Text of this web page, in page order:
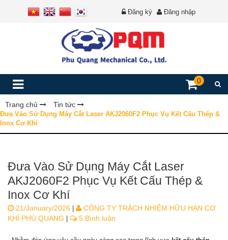
Đăng ký Đăng nhập
0
Trang chủ Tin tức
Đưa Vào Sử Dụng Máy Cắt Laser AKJ2060F2 Phục Vụ Kết Cấu Thép &
Inox Cơ Khí
Đưa Vào Sử Dụng Máy Cắt Laser
AKJ2060F2 Phục Vụ Kết Cấu Thép &
Inox Cơ Khí
21/January/2026
CÔNG TY TRÁCH NHIỆM HỮU HẠN CƠ
KHÍ PHÚ QUANG
5 Bình luận